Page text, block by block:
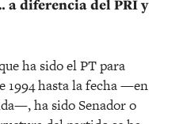
a diferencia del PRI y
ha sido el PT para
1994 hasta la fecha —en
ha sido Senador o